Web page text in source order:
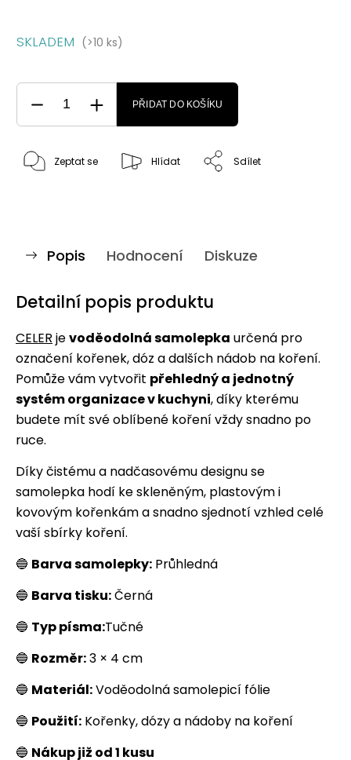
SKLADEM (>10 ks)
PŘIDAT DO KOŠÍKU
Zeptat se Hlídat Sdílet
Popis Hodnocení Diskuze
Detailní popis produktu
CELER jevoděodolná samolepka určená pro
označení kořenek, dóz a dalších nádob na koření.
Pomůže vám vytvořit přehledný a jednotný
systém organizace v kuchyni, díky kterému
budete mít své oblíbené koření vždy snadno po
ruce.
Díky čistému a nadčasovému designu se
samolepka hodí ke skleněným, plastovým i
kovovým kořenkám a snadno sjednotí vzhled celé
vaší sbírky koření.
🔵 Barva samolepky: Průhledná
🔵 Barva tisku:Černá
🔵 Typ písma:Tučné
🔵 Rozměr:3 × 4 cm
🔵 Materiál:Voděodolná samolepicí fólie
🔵 Použití: Kořenky, dózy a nádoby na koření
🔵 Nákup již od 1 kusu